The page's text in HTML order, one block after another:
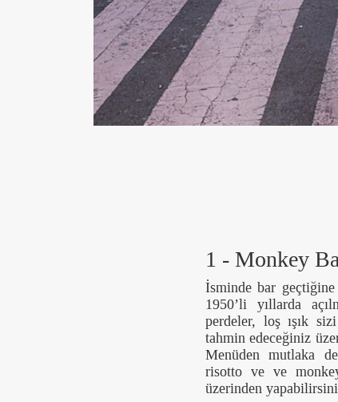
1 - Monkey
İsminde bar
1950’li yıllarda
perdeler, loş ışık
tahmin edeceğiniz
Menüden mutlaka
risotto ve ve
üzerinden